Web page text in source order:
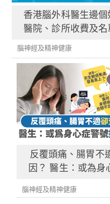
香港腦外科醫生邊
醫院、診所收費及名
腦神經及精神健康
反覆頭痛、腸胃不
因？ 醫生：或為身
腦神經及精神健康